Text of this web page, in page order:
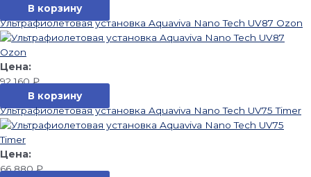
В корзину
Ультрафиолетовая установка Aquaviva Nano Tech UV87 Ozon
92 160₽
В корзину
Ультрафиолетовая установка Aquaviva Nano Tech UV75 Timer
66 880₽